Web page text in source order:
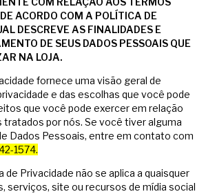
ACORDO COM A POLÍTICA DE
DESCREVE AS FINALIDADES E
DE SEUS DADOS PESSOAIS QUE
NA LOJA.
fornece uma visão geral de
e das escolhas que você pode
que você pode exercer em relação
tratados por nós. Se você tiver alguma
Dados Pessoais, entre em contato com
1574.
de Privacidade não se aplica a quaisquer
serviços, site ou recursos de mídia social